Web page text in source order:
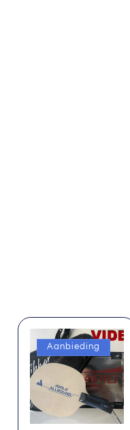
Aanbieding